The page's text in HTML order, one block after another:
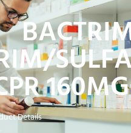
Details